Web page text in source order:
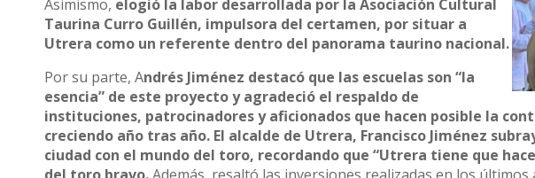
Asimismo, elogió la labor desarrollada por la Asociación Cultural
Taurina Curro Guillén, impulsora del certamen, por situar a
Utrera como un referente dentro del panorama taurino nacional.
Por su parte, Andrés Jiménez destacó que las escuelas son “la
esencia” de este proyecto y agradeció el respaldo de
instituciones, patrocinadores y aficionados que hacen posible la
creciendo año tras año. El alcalde de Utrera, Francisco Jiménez
ciudad con el mundo del toro, recordando que “Utrera tiene que